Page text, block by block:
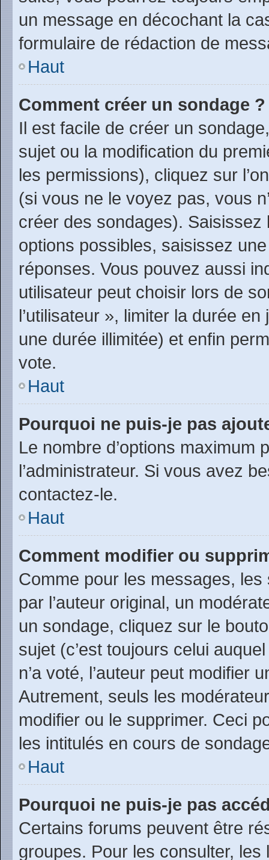
un message en décochant la
formulaire de rédaction de
Haut
Comment créer un sondage ?
Il est facile de créer un
sujet ou la modification du
les permissions), cliquez sur
(si vous ne le voyez pas, vous
créer des sondages).
options possibles, saisissez
réponses. Vous pouvez aussi
utilisateur peut choisir lors de
l’utilisateur », limiter la durée
une durée illimitée) et enfin
vote.
Haut
Pourquoi ne puis-je pas
Le nombre d’options maximum
l’administrateur. Si vous avez
contactez-le.
Haut
Comment modifier ou
Comme pour les messages,
par l’auteur original, un
un sondage, cliquez sur le
sujet (c’est toujours celui
n’a voté, l’auteur peut modifier
Autrement, seuls les
modifier ou le supprimer. Ceci
les intitulés en cours de
Haut
Pourquoi ne puis-je pas
Certains forums peuvent être
groupes. Pour les consulter,